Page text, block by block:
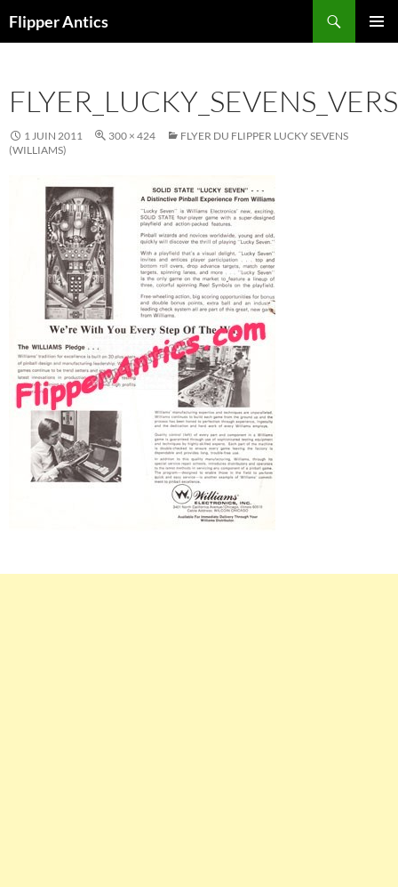
auFlipper Antics
1 JUIN 2011 300 × 424
FLYER DU FLIPPER LUCKY SEVENS
(WILLIAMS)